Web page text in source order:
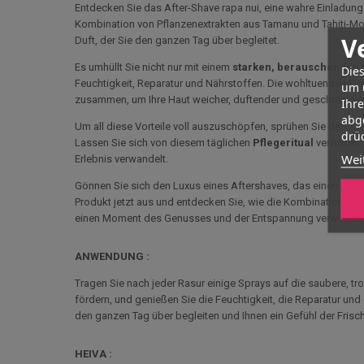
um
Entdecken Sie das After-Shave rapa nui, eine wahre
Kombination von Pflanzenextrakten aus Tamanu und Tahiti-
Duft, der Sie den ganzen Tag über begleitet.
Es umhüllt Sie nicht nur mit einem starken, berauschenden
Feuchtigkeit, Reparatur und Nährstoffen. Die wohltuenden
zusammen, um Ihre Haut weicher, duftender und
Um all diese Vorteile voll auszuschöpfen, sprühen Sie das
Lassen Sie sich von diesem täglichen Pflegeritual
Erlebnis verwandelt.
Gönnen Sie sich den Luxus eines Aftershaves, das einen
Produkt jetzt aus und entdecken Sie, wie die Kombination
einen Moment des Genusses und der Entspannung
ANWENDUNG :
Tragen Sie nach jeder Rasur einige Sprays auf die saubere,
fördern, und genießen Sie die Feuchtigkeit, die Reparatur
den ganzen Tag über begleiten und Ihnen ein Gefühl der
HEIVA :